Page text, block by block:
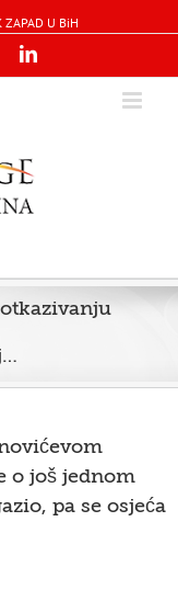
U BiH
Linkedin
o još jednom
pa se osjeća